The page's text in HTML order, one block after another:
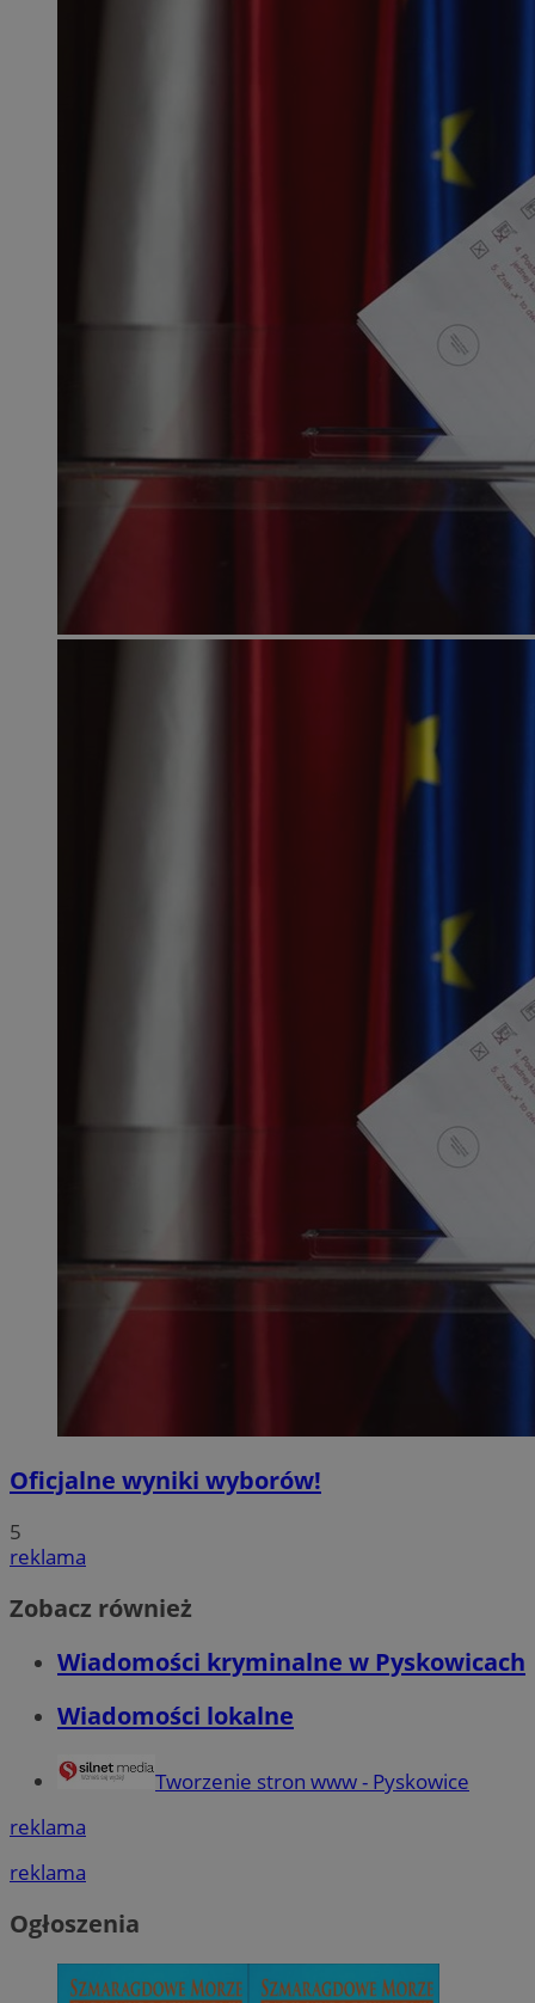
Oficjalne wyniki wyborów!
5
reklama
Zobacz również
Wiadomości kryminalne w Pyskowicach
Wiadomości lokalne
Tworzenie stron www - Pyskowice
reklama
reklama
Ogłoszenia